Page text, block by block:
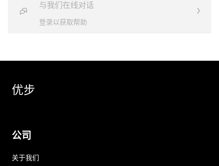
与我们在线对话
登录以获取帮助
优步
公司
关于我们